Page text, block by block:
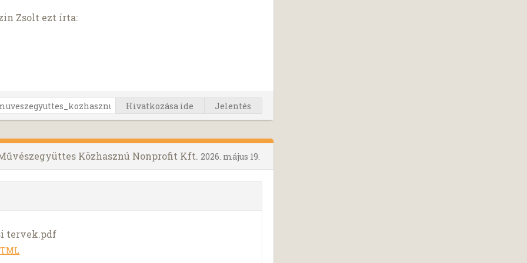
Zsolt ezt írta:
Hivatkozása ide Jelentés
Közhasznú Nonprofit Kft. 2026. május 19.
tervek.pdf